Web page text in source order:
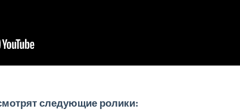
следующие ролики: